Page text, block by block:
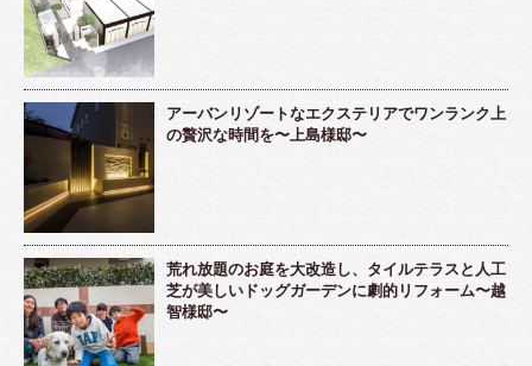
アーバンリゾートなエクステリアでワンランク上
の贅沢な時間を〜上島様邸〜
荒れ放題のお庭を大改造し、タイルテラスと人工
芝が美しいドッグガーデンに劇的リフォーム〜越
智様邸〜